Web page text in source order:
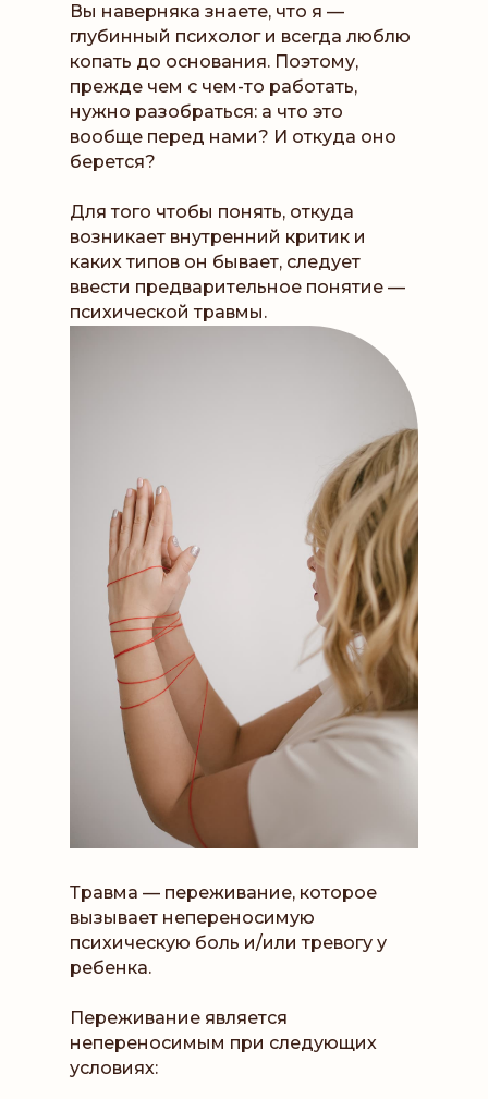
Вы наверняка знаете, что я —
глубинный психолог и всегда люблю
копать до основания. Поэтому,
прежде чем с чем-то работать,
нужно разобраться: а что это
вообще перед нами? И откуда оно
берется?
Для того чтобы понять, откуда
возникает внутренний критик и
каких типов он бывает, следует
ввести предварительное понятие —
психической травмы.
Травма — переживание, которое
вызывает непереносимую
психическую боль и/или тревогу у
ребенка.
Переживание является
непереносимым при следующих
условиях: